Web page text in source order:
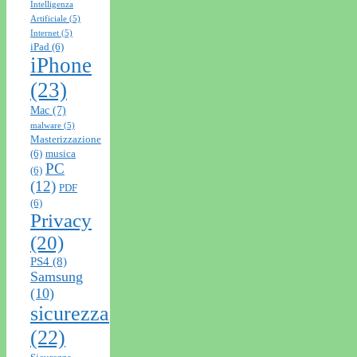
Intelligenza
Artificiale (5)
Internet (5)
iPad (6)
iPhone
(23)
Mac (7)
malware (5)
Masterizzazione
(6) musica
(6) PC
(12) PDF
(6)
Privacy
(20)
PS4 (8)
Samsung
(10)
sicurezza
(22)